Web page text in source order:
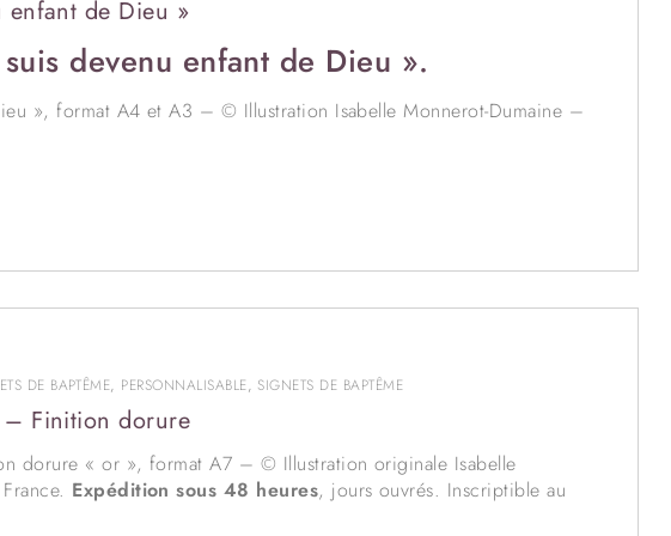
enfant de Dieu »
devenu enfant de Dieu ».
», format A4 et A3 – © Illustration Isabelle Monnerot-Dumaine –
en France.
enfant, habillé en robe de baptême de dentelle ancienne et
personnalisable.
et aux signets,
DE BAPTÊME, PERSONNALISABLE, SIGNETS DE BAPTÊME
– Finition dorure
dorure « or », format A7 – © Illustration originale Isabelle
Expédition sous 48 heures, jours ouvrés. Inscriptible au